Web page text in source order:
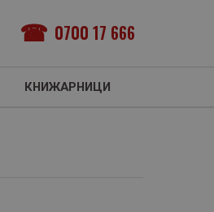
0700 17 666
КНИЖАРНИЦИ